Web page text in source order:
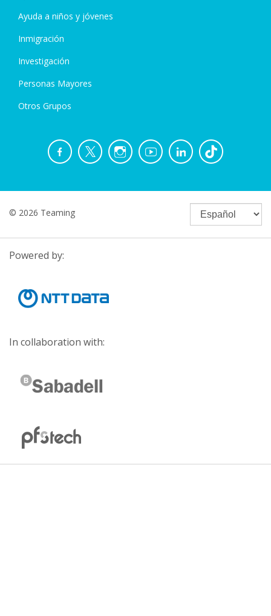
Ayuda a niños y jóvenes
Inmigración
Investigación
Personas Mayores
Otros Grupos
© 2026 Teaming
Powered by:
In collaboration with: